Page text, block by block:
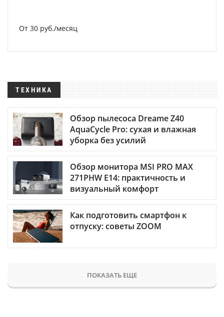
От 30 руб./месяц
ТЕХНИКА
Обзор пылесоса Dreame Z40
AquaCycle Pro: сухая и влажная
уборка без усилий
Обзор монитора MSI PRO MAX
271PHW E14: практичность и
визуальный комфорт
Как подготовить смартфон к
отпуску: советы ZOOM
ПОКАЗАТЬ ЕЩЕ